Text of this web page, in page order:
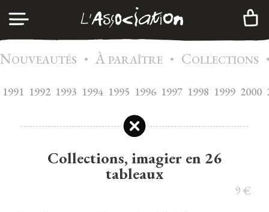
AGENDA
CATALOGUE
INFOS
CONNEXION
CRÉER UN COMPTE
NOUVEAUTÉS • À PARAÎTRE • COLLECTIONS
1991 1992 1993 1994 1995 1996 1997 1998 1999 2000
Collections, imagier en 26
tableaux
9 €